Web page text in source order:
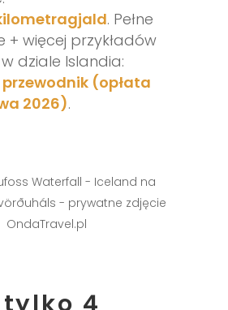
. Pełne
+ więcej przykładów
dziale Islandia:
(opłata
2026).